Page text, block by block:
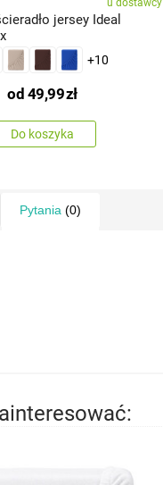
u dostawcy
jersey Ideal
+10
od 49,99zł
Do koszyka
Pytania (0)